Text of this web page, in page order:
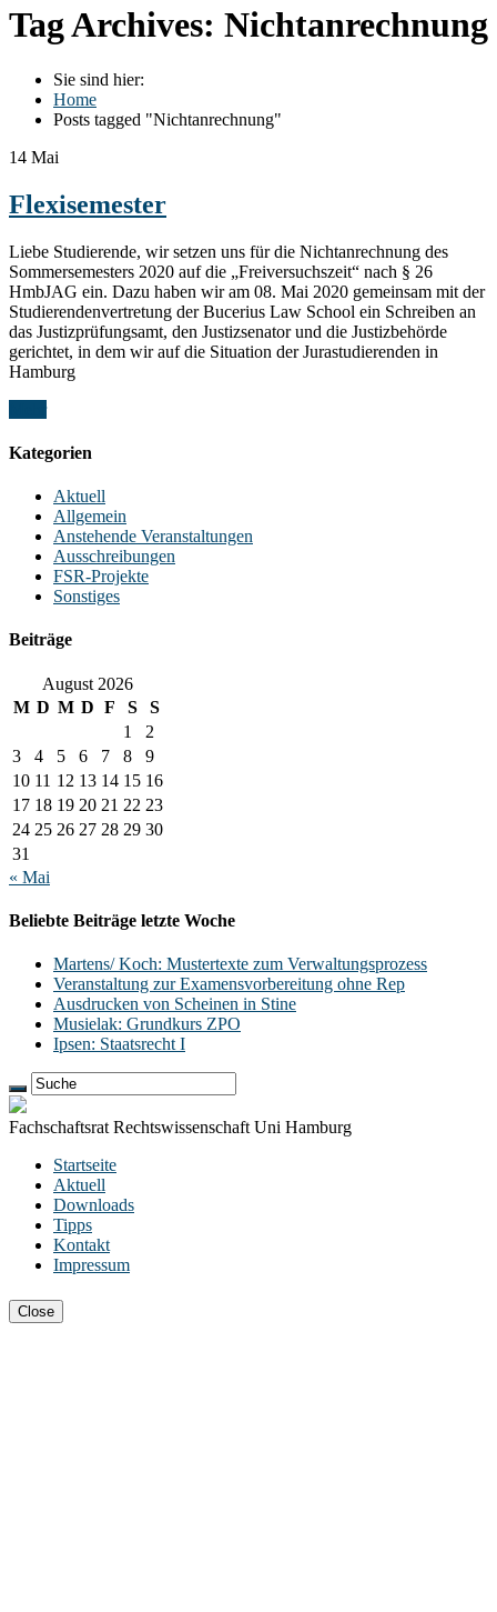
Tag Archives: Nichtanrechnung
Sie sind hier:
Home
Posts tagged "Nichtanrechnung"
14 Mai
Flexisemester
Liebe Studierende, wir setzen uns für die Nichtanrechnung des
Sommersemesters 2020 auf die „Freiversuchszeit“ nach § 26
HmbJAG ein. Dazu haben wir am 08. Mai 2020 gemeinsam mit der
Studierendenvertretung der Bucerius Law School ein Schreiben an
das Justizprüfungsamt, den Justizsenator und die Justizbehörde
gerichtet, in dem wir auf die Situation der Jurastudierenden in
Hamburg
Kategorien
Aktuell
Allgemein
Anstehende Veranstaltungen
Ausschreibungen
FSR-Projekte
Sonstiges
Beiträge
August 2026
M D M D F S
S
1
2
3
4 5 6 7 8
9
10 11 12 13 14 15 16
17 18 19 20 21 22 23
24 25 26 27 28 29 30
31
« Mai
Beliebte Beiträge letzte Woche
Martens/ Koch: Mustertexte zum Verwaltungsprozess
Veranstaltung zur Examensvorbereitung ohne Rep
Ausdrucken von Scheinen in Stine
Musielak: Grundkurs ZPO
Ipsen: Staatsrecht I
Fachschaftsrat Rechtswissenschaft Uni Hamburg
Startseite
Aktuell
Downloads
Tipps
Kontakt
Impressum
Close